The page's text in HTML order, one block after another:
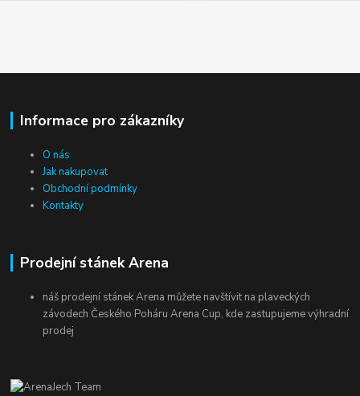
Informace pro zákazníky
O nás
Jak nakupovat
Obchodní podmínky
Kontakty
Prodejní stánek Arena
náš prodejní stánek Arena můžete navštívit na plaveckých
závodech Českého Poháru Arena Cup, kde zastupujeme výhradní
prodej